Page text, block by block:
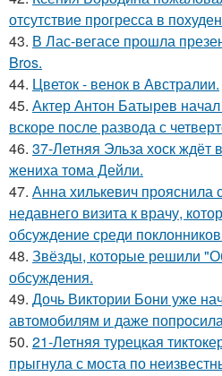
отсутствие прогресса в
43. В Лас-вегасе прошла
Bros.
44. Цветок - венок в Австралии.
45. Актер Антон Батырев
вскоре после развода с
46. 37-Летняя Эльза хоск ждёт
жениха тома Дейли.
47. Анна хилькевич прояснила
недавнего визита к врачу,
обсуждение среди
48. Звёзды, которые решили
обсуждения.
49. Дочь Виктории Бони уже
автомобилям и даже
50. 21-Летняя турецкая
прыгнула с моста по